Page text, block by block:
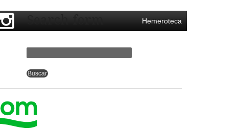
Hemeroteca
Search form